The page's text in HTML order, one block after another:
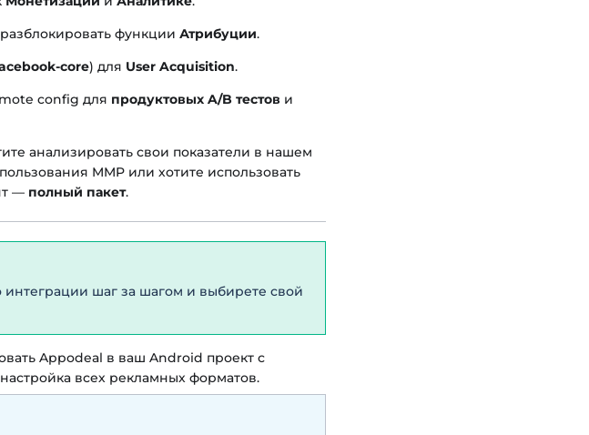
функции Атрибуции.
core) для User Acquisition.
config для продуктовых A/B тестов и
анализировать свои показатели в нашем
MMP или хотите использовать
— полный пакет.
интеграции шаг за шагом и выбирете свой
Appodeal в ваш Android проект с
всех рекламных форматов.